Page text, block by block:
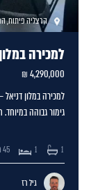
הרצליה פיתוח,
למכירה
4,290,000 ₪
למכירה במלון
גימור גבוהה
1 1 45 מ"ר
גיל רז